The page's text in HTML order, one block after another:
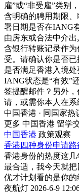
雇”或“非受雇”类别
含明确的聘用期限
署日期是否在IANG
由房东或合法中介
含银行转账记录作
受。请确认你是否
是否满足香港入境
IANG状态是“有效”
签提醒邮件？另外
请，或需你本人在系
中国香港 · 同国家热
更多 中国香港 留学
中国香港 政策观察
香港四种身份申请
香港身份的热度这
最合适，我今天就把
优才计划看的是你的
夜航灯 2026-6-9